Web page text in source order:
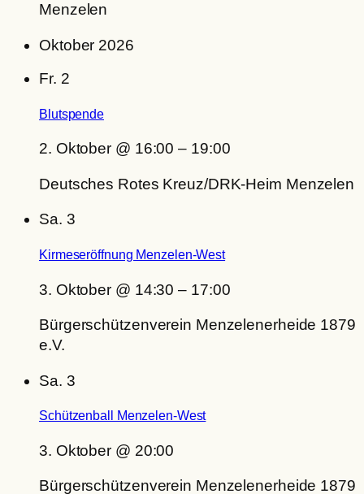
Menzelen
Oktober 2026
Fr. 2
Blutspende
2. Oktober @ 16:00 – 19:00
Deutsches Rotes Kreuz/DRK-Heim Menzelen
Sa. 3
Kirmeseröffnung Menzelen-West
3. Oktober @ 14:30 – 17:00
Bürgerschützenverein Menzelenerheide 1879
e.V.
Sa. 3
Schützenball Menzelen-West
3. Oktober @ 20:00
Bürgerschützenverein Menzelenerheide 1879